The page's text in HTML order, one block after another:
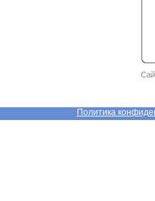
Политика